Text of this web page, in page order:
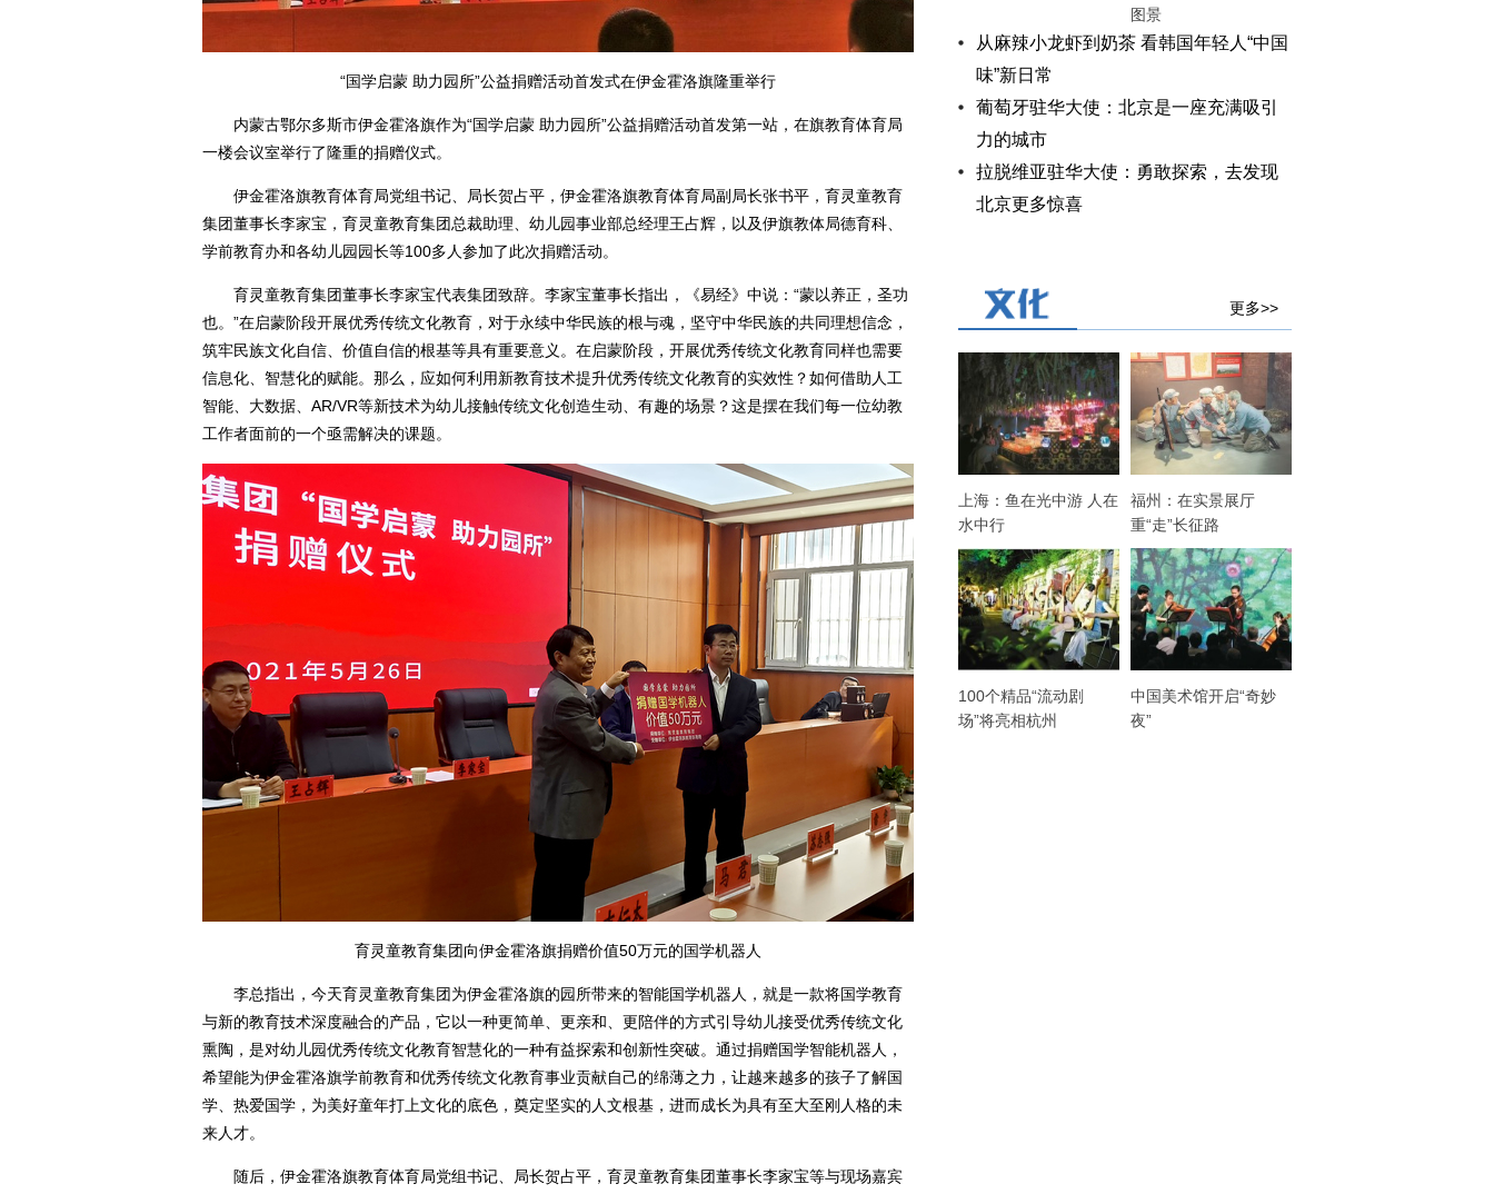
“国学启蒙 助力园所”公益捐赠活动首发式在伊金霍洛旗隆重举行
内蒙古鄂尔多斯市伊金霍洛旗作为“国学启蒙 助力园所”公益捐赠活动首发第一站，在旗教育体育局
一楼会议室举行了隆重的捐赠仪式。
伊金霍洛旗教育体育局党组书记、局长贺占平，伊金霍洛旗教育体育局副局长张书平，育灵童教育
集团董事长李家宝，育灵童教育集团总裁助理、幼儿园事业部总经理王占辉，以及伊旗教体局德育科、
学前教育办和各幼儿园园长等100多人参加了此次捐赠活动。
育灵童教育集团董事长李家宝代表集团致辞。李家宝董事长指出，《易经》中说：“蒙以养正，圣功
也。”在启蒙阶段开展优秀传统文化教育，对于永续中华民族的根与魂，坚守中华民族的共同理想信念，
筑牢民族文化自信、价值自信的根基等具有重要意义。在启蒙阶段，开展优秀传统文化教育同样也需要
信息化、智慧化的赋能。那么，应如何利用新教育技术提升优秀传统文化教育的实效性？如何借助人工
智能、大数据、AR/VR等新技术为幼儿接触传统文化创造生动、有趣的场景？这是摆在我们每一位幼教
工作者面前的一个亟需解决的课题。
育灵童教育集团向伊金霍洛旗捐赠价值50万元的国学机器人
李总指出，今天育灵童教育集团为伊金霍洛旗的园所带来的智能国学机器人，就是一款将国学教育
与新的教育技术深度融合的产品，它以一种更简单、更亲和、更陪伴的方式引导幼儿接受优秀传统文化
熏陶，是对幼儿园优秀传统文化教育智慧化的一种有益探索和创新性突破。通过捐赠国学智能机器人，
希望能为伊金霍洛旗学前教育和优秀传统文化教育事业贡献自己的绵薄之力，让越来越多的孩子了解国
学、热爱国学，为美好童年打上文化的底色，奠定坚实的人文根基，进而成长为具有至大至刚人格的未
来人才。
随后，伊金霍洛旗教育体育局党组书记、局长贺占平，育灵童教育集团董事长李家宝等与现场嘉宾
图景
从麻辣小龙虾到奶茶 看韩国年轻人“中国
味”新日常
葡萄牙驻华大使：北京是一座充满吸引
力的城市
拉脱维亚驻华大使：勇敢探索，去发现
北京更多惊喜
更多>>
上海：鱼在光中游 人在
水中行
福州：在实景展厅
重“走”长征路
100个精品“流动剧
场”将亮相杭州
中国美术馆开启“奇妙
夜”